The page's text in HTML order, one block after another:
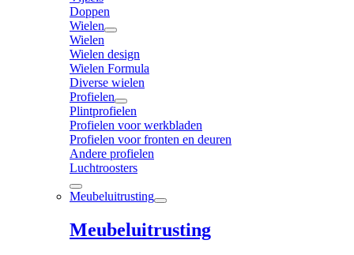
Doppen
Wielen
Wielen
Wielen design
Wielen Formula
Diverse wielen
Profielen
Plintprofielen
Profielen voor werkbladen
Profielen voor fronten en deuren
Andere profielen
Luchtroosters
Meubeluitrusting
Meubeluitrusting